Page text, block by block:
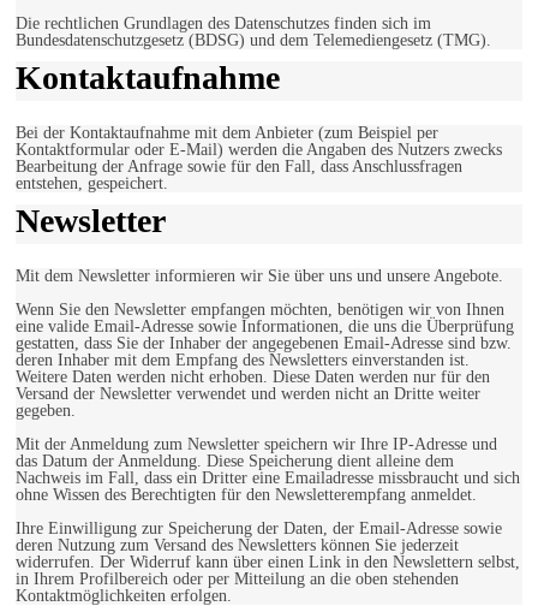
Die rechtlichen Grundlagen des Datenschutzes finden sich im
Bundesdatenschutzgesetz (BDSG) und dem Telemediengesetz (TMG).
Kontaktaufnahme
Bei der Kontaktaufnahme mit dem Anbieter (zum Beispiel per
Kontaktformular oder E-Mail) werden die Angaben des Nutzers zwecks
Bearbeitung der Anfrage sowie für den Fall, dass Anschlussfragen
entstehen, gespeichert.
Newsletter
Mit dem Newsletter informieren wir Sie über uns und unsere Angebote.
Wenn Sie den Newsletter empfangen möchten, benötigen wir von Ihnen
eine valide Email-Adresse sowie Informationen, die uns die Überprüfung
gestatten, dass Sie der Inhaber der angegebenen Email-Adresse sind bzw.
deren Inhaber mit dem Empfang des Newsletters einverstanden ist.
Weitere Daten werden nicht erhoben. Diese Daten werden nur für den
Versand der Newsletter verwendet und werden nicht an Dritte weiter
gegeben.
Mit der Anmeldung zum Newsletter speichern wir Ihre IP-Adresse und
das Datum der Anmeldung. Diese Speicherung dient alleine dem
Nachweis im Fall, dass ein Dritter eine Emailadresse missbraucht und sich
ohne Wissen des Berechtigten für den Newsletterempfang anmeldet.
Ihre Einwilligung zur Speicherung der Daten, der Email-Adresse sowie
deren Nutzung zum Versand des Newsletters können Sie jederzeit
widerrufen. Der Widerruf kann über einen Link in den Newslettern selbst,
in Ihrem Profilbereich oder per Mitteilung an die oben stehenden
Kontaktmöglichkeiten erfolgen.